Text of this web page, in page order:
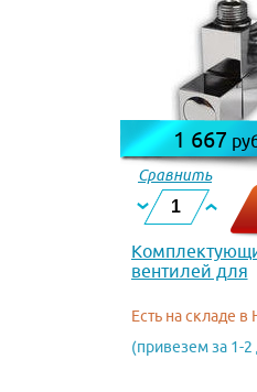
1 667
Сравнить
вентилей для
КВАДРАТ 1/2 х
Есть на складе в
(привезем за 1-2